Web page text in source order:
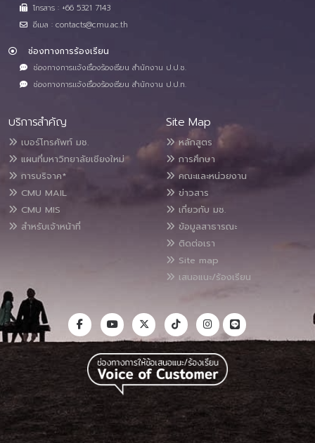
โทรสาร : +66 5321 7143
อีเมล : contacts@cmu.ac.th
ช่องทางการร้องเรียน
ช่องทางการแจ้งเรื่องร้องเรียน สำนักงาน ป.ป.ช.
ช่องทางการแจ้งเรื่องร้องเรียน สำนักงาน ป.ป.ท.
บริการสำคัญ
เบอร์โทรศัพท์ มช.
แผนที่มหาวิทยาลัยเชียงใหม่
การบริจาค*
CMU MAIL
CMU MIS
สำหรับเจ้าหน้าที่
Site Map
หลักสูตร
การศึกษา
คณะและหน่วยงาน
ข่าวสาร
เกี่ยวกับ มช.
ข้อมูลสาธารณะ
ติดต่อเรา
Site map
เสนอแนะ/ร้องเรียน